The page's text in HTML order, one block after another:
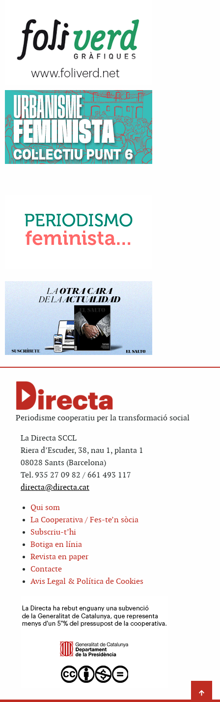
Periodisme cooperatiu per la transformació social
La Directa SCCL
Riera d’Escuder, 38, nau 1, planta 1
08028 Sants (Barcelona)
Tel. 935 27 09 82 / 661 493 117
directa@directa.cat
Qui som
La Cooperativa / Fes-te’n sòcia
Subscriu-t’hi
Botiga en línia
Revista en paper
Contacte
Avis Legal & Política de Cookies